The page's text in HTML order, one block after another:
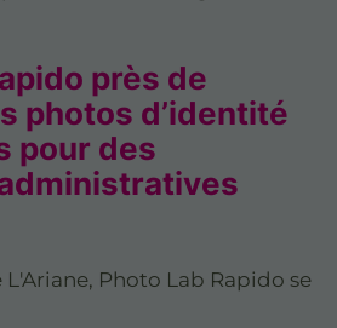
près de
photos d’identité
pour des
L'Ariane, Photo Lab Rapido se